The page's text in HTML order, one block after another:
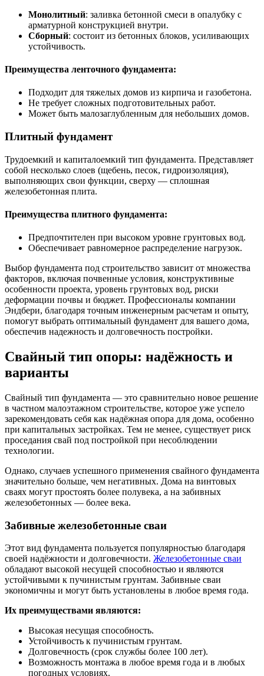
Монолитный: заливка бетонной смеси в опалубку с
арматурной конструкцией внутри.
Сборный: состоит из бетонных блоков, усиливающих
устойчивость.
Преимущества ленточного фундамента:
Подходит для тяжелых домов из кирпича и газобетона.
Не требует сложных подготовительных работ.
Может быть малозаглубленным для небольших домов.
Плитный фундамент
Трудоемкий и капиталоемкий тип фундамента. Представляет
собой несколько слоев (щебень, песок, гидроизоляция),
выполняющих свои функции, сверху — сплошная
железобетонная плита.
Преимущества плитного фундамента:
Предпочтителен при высоком уровне грунтовых вод.
Обеспечивает равномерное распределение нагрузок.
Выбор фундамента под строительство зависит от множества
факторов, включая почвенные условия, конструктивные
особенности проекта, уровень грунтовых вод, риски
деформации почвы и бюджет. Профессионалы компании
Эндбери, благодаря точным инженерным расчетам и опыту,
помогут выбрать оптимальный фундамент для вашего дома,
обеспечив надежность и долговечность постройки.
Свайный тип опоры: надёжность и
варианты
Свайный тип фундамента — это сравнительно новое решение
в частном малоэтажном строительстве, которое уже успело
зарекомендовать себя как надёжная опора для дома, особенно
при капитальных застройках. Тем не менее, существует риск
проседания свай под постройкой при несоблюдении
технологии.
Однако, случаев успешного применения свайного фундамента
значительно больше, чем негативных. Дома на винтовых
сваях могут простоять более полувека, а на забивных
железобетонных — более века.
Забивные железобетонные сваи
Этот вид фундамента пользуется популярностью благодаря
своей надёжности и долговечности. Железобетонные сваи
обладают высокой несущей способностью и являются
устойчивыми к пучинистым грунтам. Забивные сваи
экономичны и могут быть установлены в любое время года.
Их преимуществами являются:
Высокая несущая способность.
Устойчивость к пучинистым грунтам.
Долговечность (срок службы более 100 лет).
Возможность монтажа в любое время года и в любых
погодных условиях.